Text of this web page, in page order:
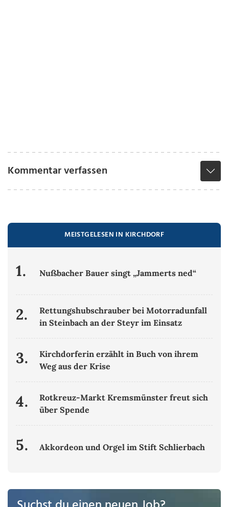
Kommentar verfassen
MEISTGELESEN IN KIRCHDORF
1. Nußbacher Bauer singt „Jammerts ned“
2.
Rettungshubschrauber bei Motorradunfall
in Steinbach an der Steyr im Einsatz
3.
Kirchdorferin erzählt in Buch von ihrem
Weg aus der Krise
4.
Rotkreuz-Markt Kremsmünster freut sich
über Spende
5. Akkordeon und Orgel im Stift Schlierbach